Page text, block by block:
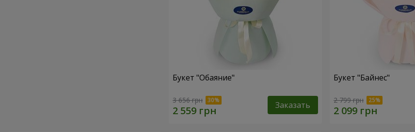
Букет "Обаяние"
3 656 грн Заказать
Букет "Байнес"
2 799 грн